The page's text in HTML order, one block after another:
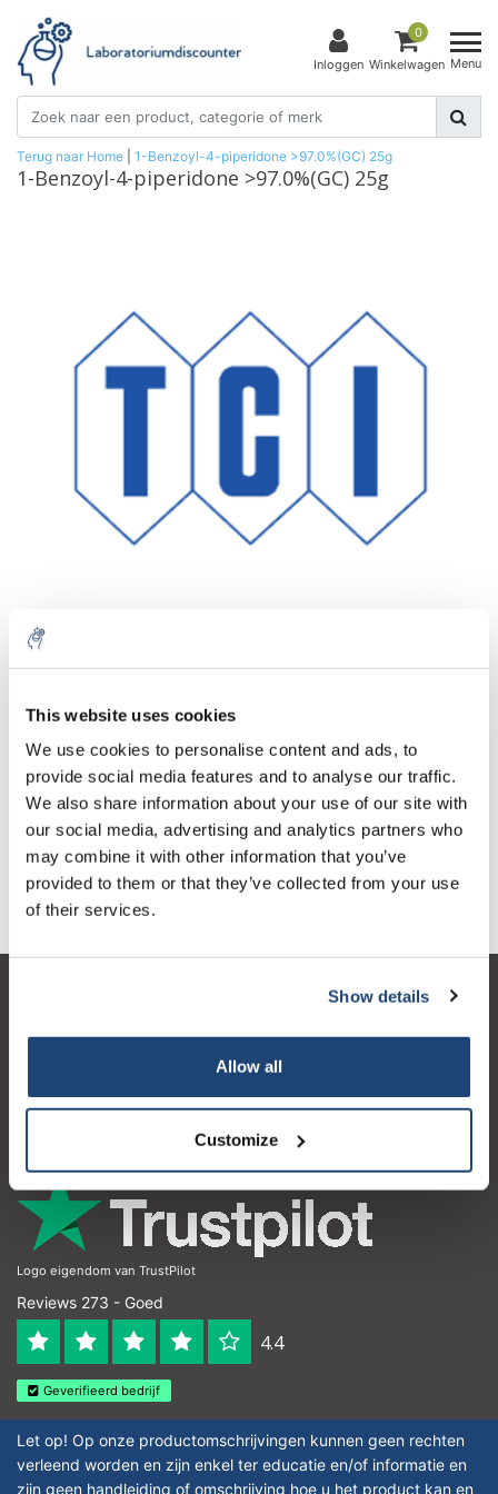
This website uses cookies
We use cookies to personalise content and ads, to
provide social media features and to analyse our traffic.
We also share information about your use of our site with
our social media, advertising and analytics partners who
may combine it with other information that you’ve
provided to them or that they’ve collected from your use
of their services.
Show details
Allow all
Customize
Inloggen
0
Winkelwagen Menu
Terug naar Home 1-Benzoyl-4-piperidone >97.0%(GC) 25g
1-Benzoyl-4-piperidone >97.0%(GC) 25g
1 Stuk Excl. btw
€355,63
Incl. btw
Toevoegen aan winkelwagen
Informatie
Contactgegevens
Logo eigendom van TrustPilot
Reviews 273 - Goed
4.4
Geverifieerd bedrijf
Let op! Op onze productomschrijvingen kunnen geen rechten
verleend worden en zijn enkel ter educatie en/of informatie en
zijn geen handleiding of omschrijving hoe u het product kan en